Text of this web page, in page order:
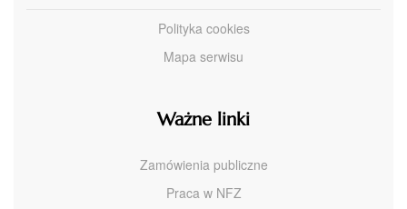
Polityka cookies
Mapa serwisu
Ważne linki
Zamówienia publiczne
Praca w NFZ